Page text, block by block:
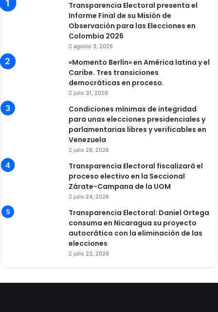
Transparencia Electoral presenta el
Informe Final de su Misión de
Observación para las Elecciones en
Colombia 2026
agosto 3, 2026
«Momento Berlín» en América latina y el
Caribe. Tres transiciones
democráticas en proceso.
julio 31, 2026
Condiciones mínimas de integridad
para unas elecciones presidenciales y
parlamentarias libres y verificables en
Venezuela
julio 28, 2026
Transparencia Electoral fiscalizará el
proceso electivo en la Seccional
Zárate-Campana de la UOM
julio 24, 2026
Transparencia Electoral: Daniel Ortega
consuma en Nicaragua su proyecto
autocrático con la eliminación de las
elecciones
julio 23, 2026